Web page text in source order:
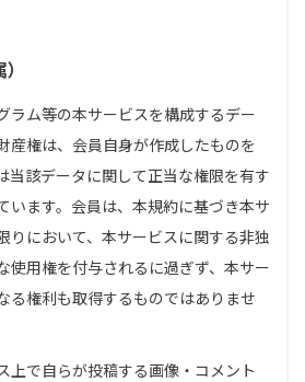
ラム等の本サービスを構成するデー
産権は、会員自身が作成したものを
当該データに関して正当な権限を有す
います。会員は、本規約に基づき本サ
りにおいて、本サービスに関する非独
使用権を付与されるに過ぎず、本サー
る権利も取得するものではありませ
上で自らが投稿する画像・コメント